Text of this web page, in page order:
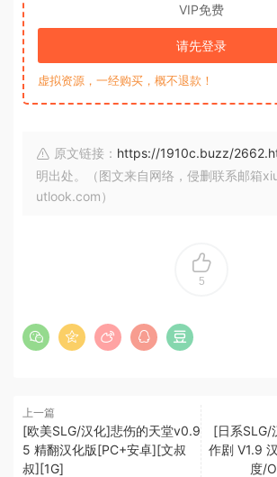
VIP免费
请先登录
虚拟资源，一经购买，概不退款！
原文链接： https://1910c.buzz/
明出处。（图文来自网络，侵删联系邮箱
utlook.com）
5
上一篇
[欧美SLG/汉化]悲伤的天堂v0.9
5 精翻汉化版[PC+安卓][文叔
叔][1G]
[日系SLG/
作剧 V1.9
度/